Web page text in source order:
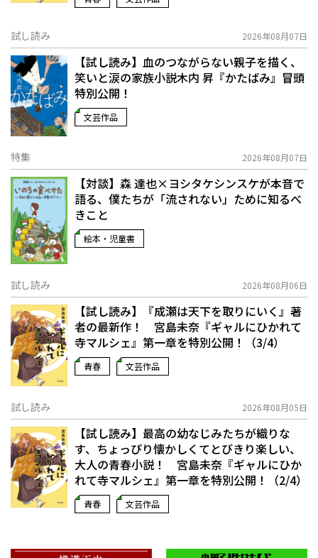
試し読み 2026年08月07日
【試し読み】血のつながらない親子を描く、
笑いと涙の家族小説――木内 昇『かたばみ』冒頭
特別公開！
文芸作品
特集 2026年08月07日
【対談】森 達也×ヨシタケシンスケが本音で
語る、僕たちが「流されない」ために知るべ
きこと
絵本・児童書
試し読み 2026年08月06日
【試し読み】『成瀬は天下を取りにいく』著
者の最新作！ 宮島未奈『ギャルにひかれて
寺マルシェ』第一章を特別公開！（3/4）
青春 文芸作品
試し読み 2026年08月05日
【試し読み】最高の幼なじみたちが織りな
す、ちょっぴり懐かしくてとびきり楽しい、
大人の青春小説！ 宮島未奈『ギャルにひか
れて寺マルシェ』第一章を特別公開！（2/4）
青春 文芸作品